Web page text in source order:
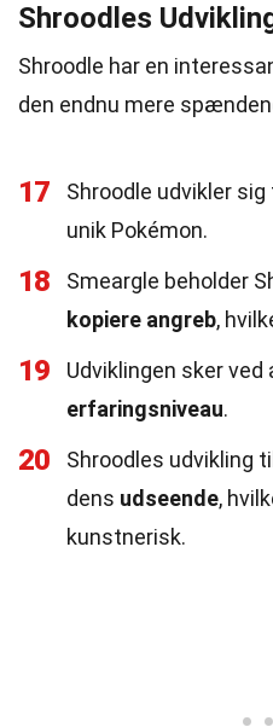
Shroodles
Shroodle har en
den endnu mere
17 Shroodle udvikler sig
unik Pokémon.
18
Smeargle beholder
kopiere angreb,
19
Udviklingen sker
erfaringsniveau.
20
Shroodles udvikling
dens udseende,
kunstnerisk.